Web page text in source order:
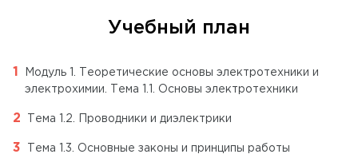
Учебный план
Модуль 1. Теоретические основы электротехники и
электрохимии. Тема 1.1. Основы электротехники
Тема 1.2. Проводники и диэлектрики
Тема 1.3. Основные законы и принципы работы